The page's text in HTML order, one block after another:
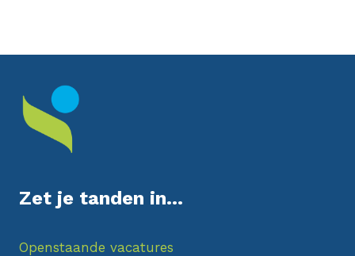
g
a
t
e
Zet je tanden in...
Openstaande vacatures